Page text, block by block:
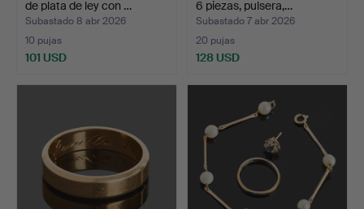
de plata de ley con …
Subastado 8 abr 2026
10 pujas
101 USD
6 piezas, pulsera,…
Subastado 7 abr 2026
20 pujas
128 USD